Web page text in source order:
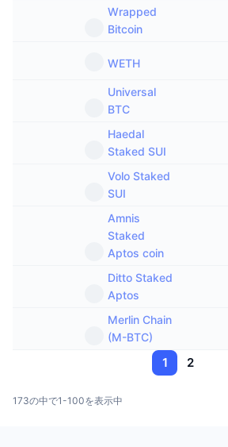
Wrapped
Bitcoin
WETH
Universal
BTC
Haedal
Staked SUI
Volo Staked
SUI
Amnis
Staked
Aptos coin
Ditto Staked
Aptos
Merlin Chain
(M-BTC)
1 2
173の中で1-100を表示中